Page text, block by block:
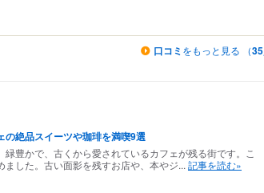
口コミ をもっと見る （35
の絶品スイーツや珈琲を満喫9選
豊かで、古くから愛されているカフェが残る街です。こ
した。古い面影を残すお店や、本やジ... 記事を読む»